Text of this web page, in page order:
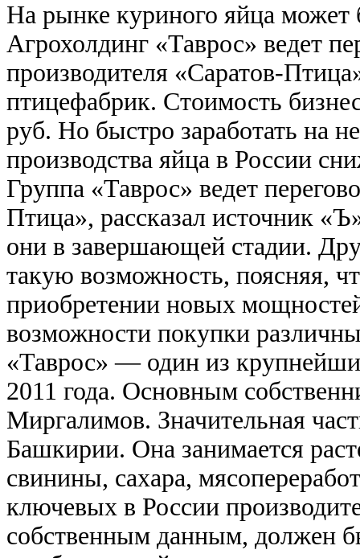
На рынке куриного яйца может
Агрохолдинг «Таврос» ведет
производителя «Саратов-
птицефабрик. Стоимость
руб. Но быстро заработать на
производства яйца в России
Группа «Таврос» ведет
Птица», рассказал источник
они в завершающей стадии.
такую возможность, поясняя,
приобретении новых
возможности покупки
«Таврос» — один из
2011 года. Основным
Миргалимов. Значительная
Башкирии. Она занимается
свинины, сахара,
ключевых в России
собственным данным, должен